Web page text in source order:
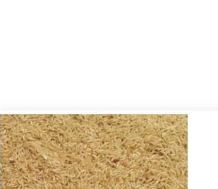
trong thời kỳ hội nhập, thực hiện các
cam kết WTO trong thời gian tới.